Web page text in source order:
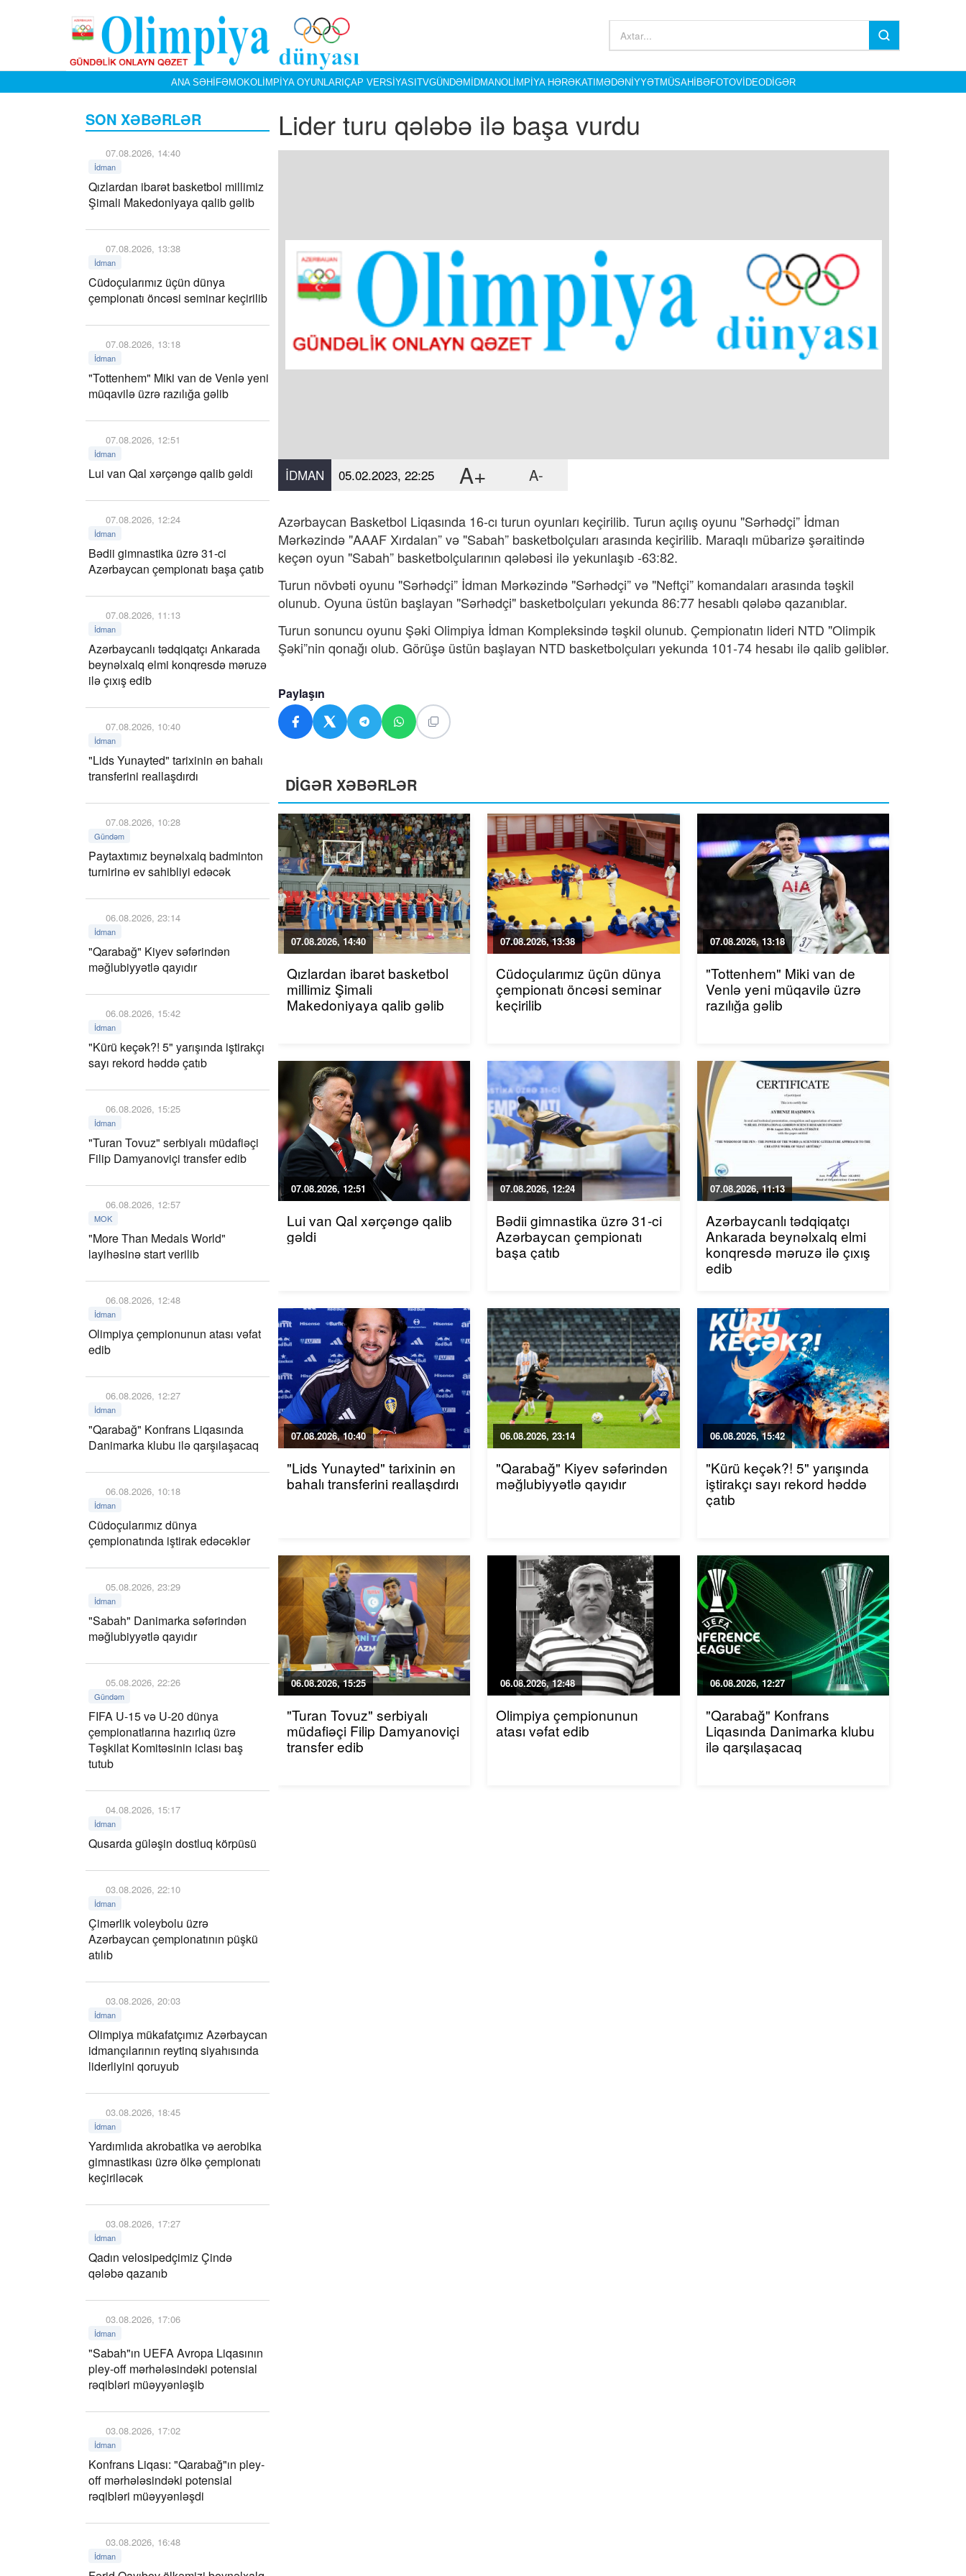
ANA SƏHIFƏMOKOLIMPIYA OYUNLARIÇAP VERSIYASITVGÜNDƏMİDMANOLIMPIYA HƏRƏKATIMƏDƏNIYYƏTMÜSAHIBƏFOTOVIDEODIGƏR
SON XƏBƏRLƏR
07.08.2026, 14:40
İdman
Qızlardan ibarət basketbol millimiz
Şimali Makedoniyaya qalib gəlib
07.08.2026, 13:38
İdman
Cüdoçularımız üçün dünya
çempionatı öncəsi seminar keçirilib
07.08.2026, 13:18
İdman
"Tottenhem" Miki van de Venlə yeni
müqavilə üzrə razılığa gəlib
07.08.2026, 12:51
İdman
Lui van Qal xərçəngə qalib gəldi
07.08.2026, 12:24
İdman
Bədii gimnastika üzrə 31-ci
Azərbaycan çempionatı başa çatıb
07.08.2026, 11:13
İdman
Azərbaycanlı tədqiqatçı Ankarada
beynəlxalq elmi konqresdə məruzə
ilə çıxış edib
07.08.2026, 10:40
İdman
"Lids Yunayted" tarixinin ən bahalı
transferini reallaşdırdı
07.08.2026, 10:28
Gündəm
Paytaxtımız beynəlxalq badminton
turnirinə ev sahibliyi edəcək
06.08.2026, 23:14
İdman
"Qarabağ" Kiyev səfərindən
məğlubiyyətlə qayıdır
06.08.2026, 15:42
İdman
"Kürü keçək?! 5" yarışında iştirakçı
sayı rekord həddə çatıb
06.08.2026, 15:25
İdman
"Turan Tovuz" serbiyalı müdafiəçi
Filip Damyanoviçi transfer edib
06.08.2026, 12:57
MOK
"More Than Medals World"
layihəsinə start verilib
06.08.2026, 12:48
İdman
Olimpiya çempionunun atası vəfat
edib
06.08.2026, 12:27
İdman
"Qarabağ" Konfrans Liqasında
Danimarka klubu ilə qarşılaşacaq
06.08.2026, 10:18
İdman
Cüdoçularımız dünya
çempionatında iştirak edəcəklər
05.08.2026, 23:29
İdman
"Sabah" Danimarka səfərindən
məğlubiyyətlə qayıdır
05.08.2026, 22:26
Gündəm
FIFA U-15 və U-20 dünya
çempionatlarına hazırlıq üzrə
Təşkilat Komitəsinin iclası baş
tutub
04.08.2026, 15:17
İdman
Qusarda güləşin dostluq körpüsü
03.08.2026, 22:10
İdman
Çimərlik voleybolu üzrə
Azərbaycan çempionatının püşkü
atılıb
03.08.2026, 20:03
İdman
Olimpiya mükafatçımız Azərbaycan
idmançılarının reytinq siyahısında
liderliyini qoruyub
03.08.2026, 18:45
İdman
Yardımlıda akrobatika və aerobika
gimnastikası üzrə ölkə çempionatı
keçiriləcək
03.08.2026, 17:27
İdman
Qadın velosipedçimiz Çində
qələbə qazanıb
03.08.2026, 17:06
İdman
"Sabah"ın UEFA Avropa Liqasının
pley-off mərhələsindəki potensial
rəqibləri müəyyənləşib
03.08.2026, 17:02
İdman
Konfrans Liqası: "Qarabağ"ın pley-
off mərhələsindəki potensial
rəqibləri müəyyənləşdi
03.08.2026, 16:48
İdman
Lider turu qələbə ilə başa vurdu
İDMAN 05.02.2023, 22:25 A+ A-
Azərbaycan Basketbol Liqasında 16-cı turun oyunları keçirilib. Turun açılış oyunu "Sərhədçi” İdman
Mərkəzində "AAAF Xırdalan” və "Sabah” basketbolçuları arasında keçirilib. Maraqlı mübarizə şəraitində
keçən oyun "Sabah” basketbolçularının qələbəsi ilə yekunlaşıb -63:82.
Turun növbəti oyunu "Sərhədçi” İdman Mərkəzində "Sərhədçi” və "Neftçi” komandaları arasında təşkil
olunub. Oyuna üstün başlayan "Sərhədçi" basketbolçuları yekunda 86:77 hesablı qələbə qazanıblar.
Turun sonuncu oyunu Şəki Olimpiya İdman Kompleksində təşkil olunub. Çempionatın lideri NTD "Olimpik
Şəki”nin qonağı olub. Görüşə üstün başlayan NTD basketbolçuları yekunda 101-74 hesabı ilə qalib gəliblər.
Paylaşın
DİGƏR XƏBƏRLƏR
07.08.2026, 14:40
Qızlardan ibarət basketbol
millimiz Şimali
Makedoniyaya qalib gəlib
07.08.2026, 13:38
Cüdoçularımız üçün dünya
çempionatı öncəsi seminar
keçirilib
07.08.2026, 13:18
"Tottenhem" Miki van de
Venlə yeni müqavilə üzrə
razılığa gəlib
07.08.2026, 12:51
Lui van Qal xərçəngə qalib
gəldi
07.08.2026, 12:24
Bədii gimnastika üzrə 31-ci
Azərbaycan çempionatı
başa çatıb
07.08.2026, 11:13
Azərbaycanlı tədqiqatçı
Ankarada beynəlxalq elmi
konqresdə məruzə ilə çıxış
edib
07.08.2026, 10:40
"Lids Yunayted" tarixinin ən
bahalı transferini reallaşdırdı
06.08.2026, 23:14
"Qarabağ" Kiyev səfərindən
məğlubiyyətlə qayıdır
06.08.2026, 15:42
"Kürü keçək?! 5" yarışında
iştirakçı sayı rekord həddə
çatıb
06.08.2026, 15:25
"Turan Tovuz" serbiyalı
müdafiəçi Filip Damyanoviçi
transfer edib
06.08.2026, 12:48
Olimpiya çempionunun
atası vəfat edib
06.08.2026, 12:27
"Qarabağ" Konfrans
Liqasında Danimarka klubu
ilə qarşılaşacaq